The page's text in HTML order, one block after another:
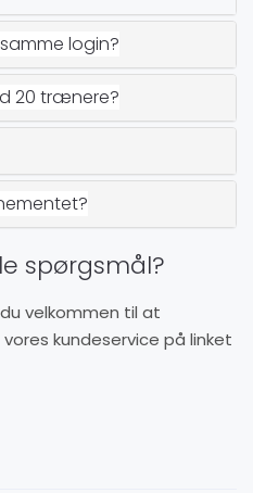
login?
20 trænere?
spørgsmål?
velkommen til at
kundeservice på linket